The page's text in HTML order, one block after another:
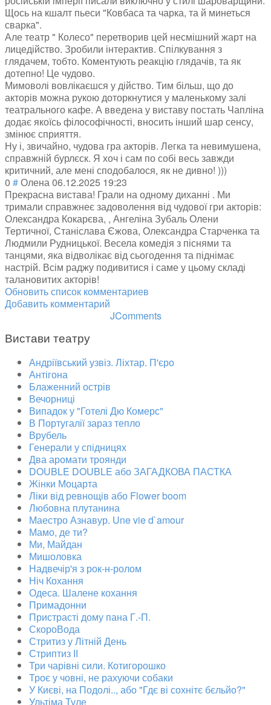
Щось на кшалт пьеси "Ковбаса та чарка, та й минеться
сварка".
Але театр " Колесо" перетворив цей несмішний жарт на
лицедійство. Зробили інтерактив. Спілкування з
глядачем, тобто. Коментують реакцію глядачів, та як
дотепно! Це чудово.
Мимоволі вовлікаєшся у дійство. Тим більш, що до
акторів можна рукою доторкнутися у маленькому залі
театрального кафе. А введена у виставу постать Чапліна
додає якоїсь філософічності, вносить інший шар сенсу,
змінює сприяття.
Ну і, звичайно, чудова гра акторів. Легка та невимушена,
справжній бурлєск. Я хоч і сам по собі весь завжди
критичний, але мені сподобалося, як не дивно! )))
0 #Олена 06.12.2025 19:23
Прекрасна вистава! Грали на одному диханні . Ми
тримали справжнеє задоволення від чудової гри акторів:
Олександра Кокарєва, , Ангеліна Зубаль Олени
Тертичної, Станіслава Єжова, Олександра Старченка та
Людмили Рудницької. Весела комедія з піснями та
танцями, яка відволікає від сьогодення та піднімає
настрій. Всім раджу подивитися і саме у цьому складі
талановитих акторів!
Обновить список комментариев
Добавить комментарий
JComments
Вистави театру
Андріївський узвіз. Ліхтар. П'єро
Антігона
Блаженний острів
Вечорниці
Випадок у "Готелі Дю Комерс"
В Португалії зараз тепло
Врубель
Генерали у спідницях
Два аромати троянди
DOUBLE DOUBLE або ЗАГАДКОВА ПАСТКА
Жінки Моцарта
Ліки від ревнощів або Flower boom
Любовна плутанина
Маестро Азнавур. Une vie d`amour
Мамо, де ти?
Ми, Майдан
Мишоловка
Надвечір'я з рок-н-ролом
Ніч Кохання
Одеса. Шалене кохання
Примадонни
Пристрасті дому пана Г.-П.
СкороВода
Стритиз у Літній День
Стриптиз ІІ
Три чарівні сили. Котигорошко
Троє у човні, не рахуючи собаки
У Києві, на Подолі.., або "Гдє ві сохнітє бєльйо?"
Ультіма Туле